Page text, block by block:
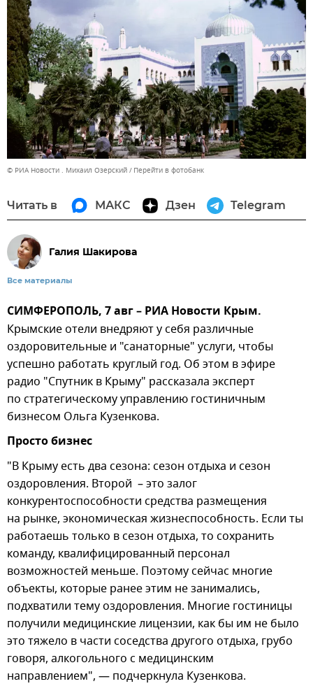
© РИА Новости . Михаил Озерский Перейти в фотобанк
Читать в МАКС Дзен Telegram
Галия Шакирова
Все материалы
СИМФЕРОПОЛЬ, 7 авг – РИА Новости Крым.
Крымские отели внедряют у себя различные
оздоровительные и "санаторные" услуги, чтобы
успешно работать круглый год. Об этом в эфире
радио "Спутник в Крыму" рассказала эксперт
по стратегическому управлению гостиничным
бизнесом Ольга Кузенкова.
Просто бизнес
"В Крыму есть два сезона: сезон отдыха и сезон
оздоровления. Второй – это залог
конкурентоспособности средства размещения
на рынке, экономическая жизнеспособность. Если ты
работаешь только в сезон отдыха, то сохранить
команду, квалифицированный персонал
возможностей меньше. Поэтому сейчас многие
объекты, которые ранее этим не занимались,
подхватили тему оздоровления. Многие гостиницы
получили медицинские лицензии, как бы им не было
это тяжело в части соседства другого отдыха, грубо
говоря, алкогольного с медицинским
направлением", — подчеркнула Кузенкова.